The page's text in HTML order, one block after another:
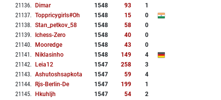
21136. Dimar 1548 93
1
21137. Toppricygirls#oh 1548 15
0
21138. Stan_petkov_58 1548 58
0
21139. Ichess-Zero 1548 40
0
21140. Mooredge 1548 43
0
21141 . Niklasinho 1548 149
4
21142. Leia12 1547 258
3
21143. Ashutoshsapkota 1547 59
4
21144. Rjs-Berlin-De 1547 199
1
21145. Hkuhljh 1547 54
2